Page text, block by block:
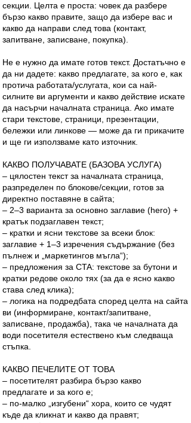
секции. Целта е проста: човек да разбере
бързо какво правите, защо да избере вас и
какво да направи след това (контакт,
запитване, записване, покупка).
Не е нужно да имате готов текст. Достатъчно е
да ни дадете: какво предлагате, за кого е, как
протича работата/услугата, кои са най-
силните ви аргументи и какво действие искате
да насърчи началната страница. Ако имате
стари текстове, страници, презентации,
бележки или линкове — може да ги прикачите
и ще ги използваме като източник.
КАКВО ПОЛУЧАВАТЕ (БАЗОВА УСЛУГА)
– цялостен текст за началната страница,
разпределен по блокове/секции, готов за
директно поставяне в сайта;
– 2–3 варианта за основно заглавие (hero) +
кратък подзаглавен текст;
– кратки и ясни текстове за всеки блок:
заглавие + 1–3 изречения съдържание (без
пълнеж и „маркетингов мъгла“);
– предложения за CTA: текстове за бутони и
кратки редове около тях (за да е ясно какво
става след клика);
– логика на подредбата според целта на сайта
ви (информиране, контакт/запитване,
записване, продажба), така че началната да
води посетителя естествено към следваща
стъпка.
КАКВО ПЕЧЕЛИТЕ ОТ ТОВА
– посетителят разбира бързо какво
предлагате и за кого е;
– по-малко „изгубени“ хора, които се чудят
къде да кликнат и какво да правят;